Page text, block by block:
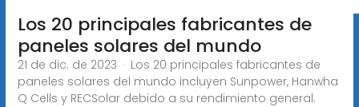
Los 20 principales fabricantes de
paneles solares del mundo
21 de dic. de 2023 · Los 20 principales fabricantes de
paneles solares del mundo incluyen Sunpower, Hanwha
Q Cells y RECSolar debido a su rendimiento general.